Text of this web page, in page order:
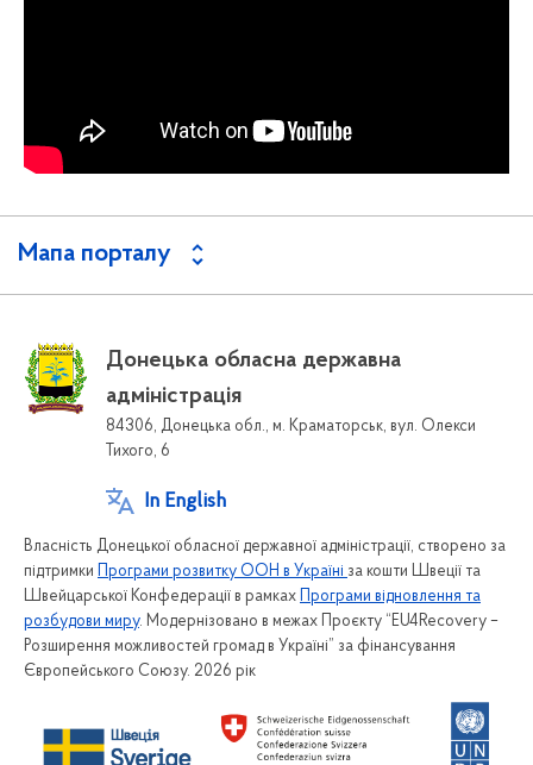
Мапа порталу
Донецька обласна державна
адміністрація
84306, Донецька обл., м. Краматорськ, вул. Олекси
Тихого, 6
In English
Власність Донецької обласної державної адміністрації, створено за
підтримки
Програми розвитку ООН в Україні за кошти Швеції та
Швейцарської Конфедерації в рамках
Програми відновлення та
розбудови миру. Модернізовано в межах Проєкту “EU4Recovery –
Розширення можливостей громад в Україні” за фінансування
Європейського Союзу. 2026 рік